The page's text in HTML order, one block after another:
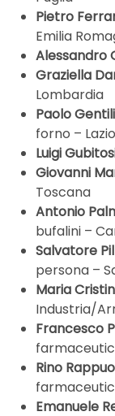
Pietro
Emilia
Alessandro
Graziella
Lombardia
Paolo
forno – Lazio
Luigi
Giovanni
Toscana
Antonio
bufalini –
Salvatore
persona –
Maria
Industria/
Francesco
Rino
Emanuele